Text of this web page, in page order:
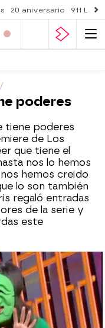
20 aniversario 911
poderes
tiene poderes
de Los
que tiene el
nos lo hemos
hemos creido
lo son también
regaló entradas
de la serie y
este